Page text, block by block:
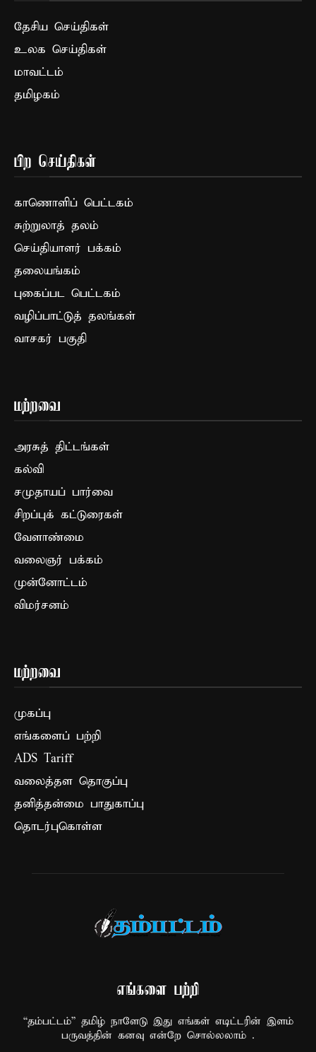
தேசிய செய்திகள்
உலக செய்திகள்
மாவட்டம்
தமிழகம்
பிற செய்திகள்
காணொளிப் பெட்டகம்
சுற்றுலாத் தலம்
செய்தியாளர் பக்கம்
தலையங்கம்
புகைப்பட பெட்டகம்
வழிப்பாட்டுத் தலங்கள்
வாசகர் பகுதி
மற்றவை
அரசுத் திட்டங்கள்
கல்வி
சமுதாயப் பார்வை
சிறப்புக் கட்டுரைகள்
வேளாண்மை
வலைஞர் பக்கம்
முன்னோட்டம்
விமர்சனம்
மற்றவை
முகப்பு
எங்களைப் பற்றி
ADS Tariff
வலைத்தள தொகுப்பு
தனித்தன்மை பாதுகாப்பு
தொடர்புகொள்ள
எங்களை பற்றி
“தம்பட்டம்” தமிழ் நாளேடு இது எங்கள் எடிட்டரின் இளம்
பருவத்தின் கனவு என்றே சொல்லலாம் .